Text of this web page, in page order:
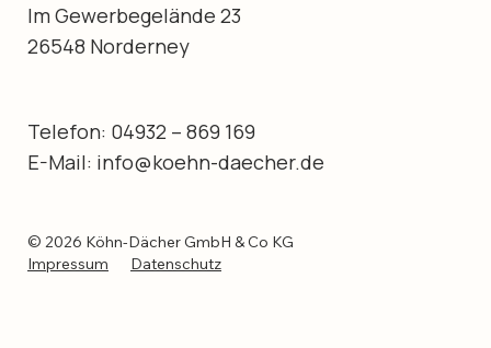
Im Gewerbegelände 23
26548 Norderney
Datenschutz
Telefon: 04932 – 869 169
E-Mail: info@koehn-daecher.de
© 2026 Köhn-Dächer GmbH & Co KG